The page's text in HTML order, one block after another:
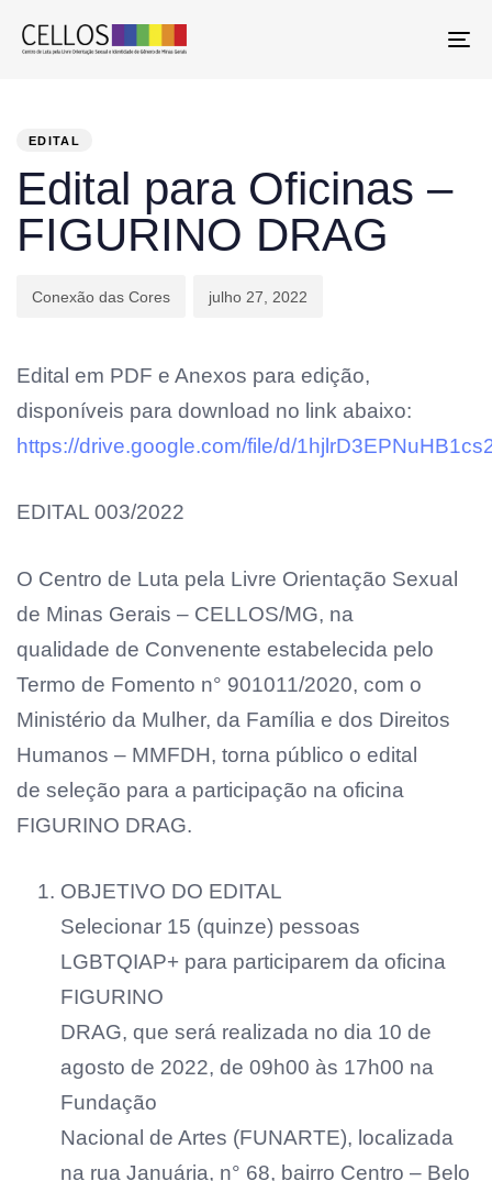
EDITAL
Edital para Oficinas –
FIGURINO DRAG
Conexão das Cores julho 27, 2022
Edital em PDF e Anexos para edição,
disponíveis para download no link abaixo:
https://drive.google.com/file/d/
EDITAL 003/2022
O Centro de Luta pela Livre Orientação Sexual
de Minas Gerais – CELLOS/MG, na
qualidade de Convenente estabelecida pelo
Termo de Fomento n° 901011/2020, com o
Ministério da Mulher, da Família e dos Direitos
Humanos – MMFDH, torna público o edital
de seleção para a participação na oficina
FIGURINO DRAG.
OBJETIVO DO EDITAL
Selecionar 15 (quinze) pessoas
LGBTQIAP+ para participarem da oficina
FIGURINO
DRAG, que será realizada no dia 10 de
agosto de 2022, de 09h00 às 17h00 na
Fundação
Nacional de Artes (FUNARTE), localizada
na rua Januária, n° 68, bairro Centro – Belo